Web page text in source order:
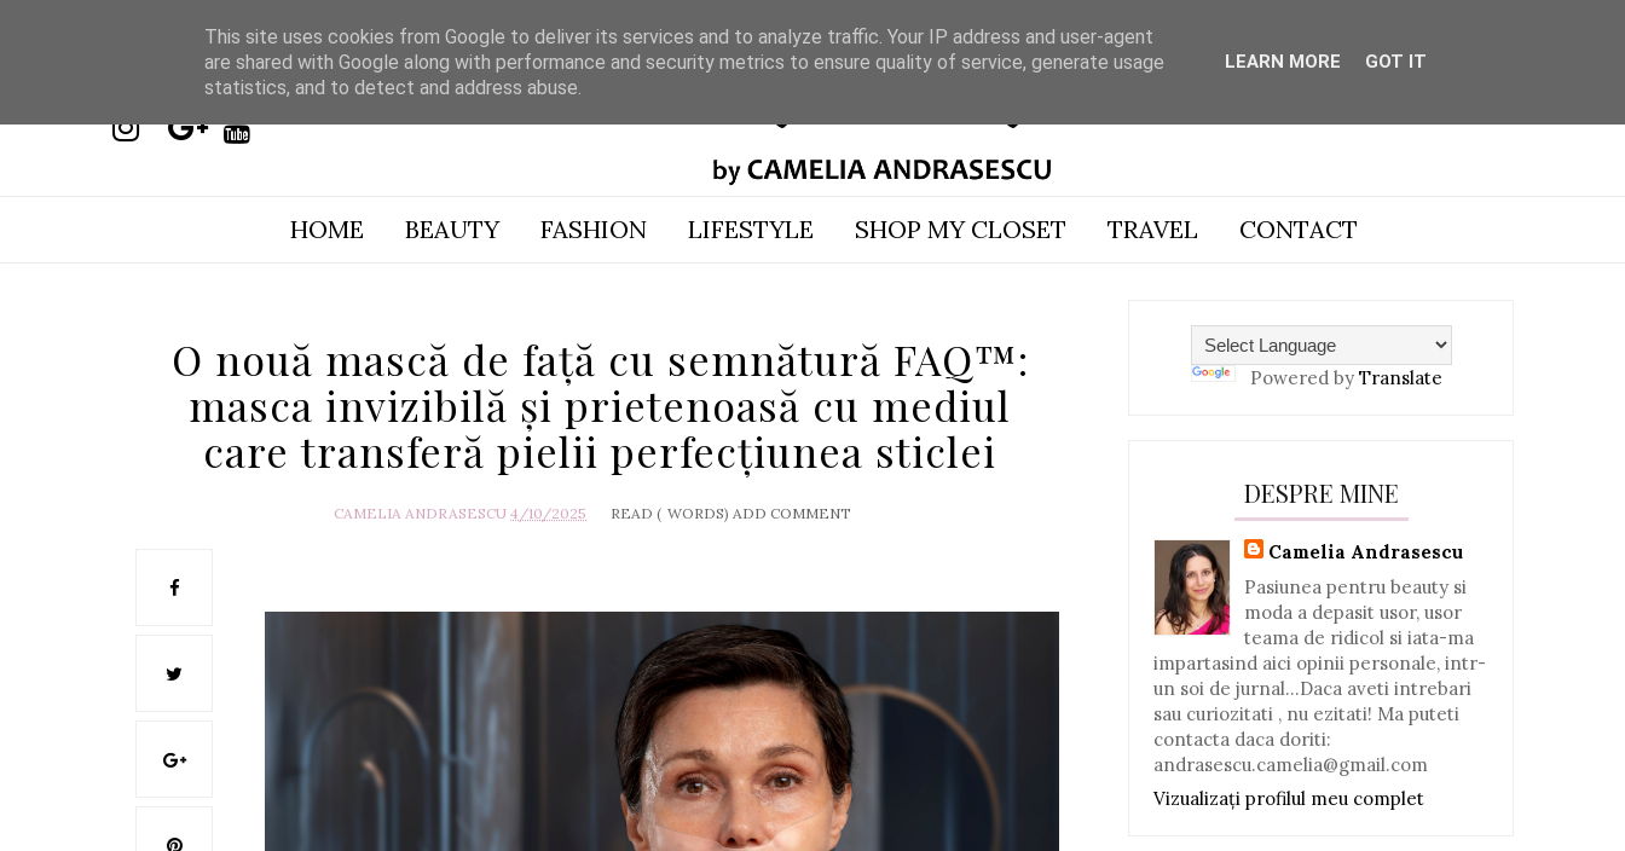
HOME BEAUTY FASHION LIFESTYLE SHOP MY CLOSET TRAVEL CONTACT
O nouă mască de față cu semnătură FAQ™:
masca invizibilă și prietenoasă cu mediul
care transferă pielii perfecțiunea sticlei
CAMELIA ANDRASESCU 4/10/2025 READ ( WORDS) ADD COMMENT
Powered by Translate
DESPRE MINE
Camelia Andrasescu
Pasiunea pentru beauty si
moda a depasit usor, usor
teama de ridicol si iata-ma
impartasind aici opinii personale, intr-
un soi de jurnal...Daca aveti intrebari
sau curiozitati , nu ezitati! Ma puteti
contacta daca doriti:
andrasescu.camelia@gmail.com
Vizualizați profilul meu complet
This site uses cookies from Google to deliver its services and to analyze traffic. Your IP address and user-agent
are shared with Google along with performance and security metrics to ensure quality of service, generate usage
statistics, and to detect and address abuse.
LEARN MORE GOT IT